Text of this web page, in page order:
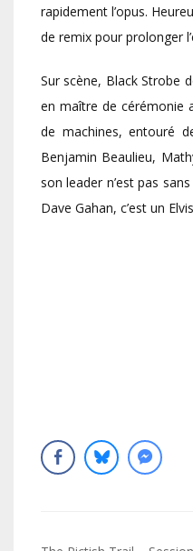
rapidement l’opus.
de remix pour prolonger
Sur scène, Black Strobe
en maître de cérémonie
de machines, entouré
Benjamin Beaulieu,
son leader n’est pas
Dave Gahan, c’est un